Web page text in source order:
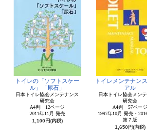
トイレの「ソフトスケー
ル」「尿石」
日本トイレ協会メンテナンス
研究会
A4判 12ページ
2011年11月 発売
1,100円(内税)
トイレメンテナン
アル
日本トイレ協会メン
研究会
A4判 57ページ
1997年10月 発売・
第７版
1,650円(内税)